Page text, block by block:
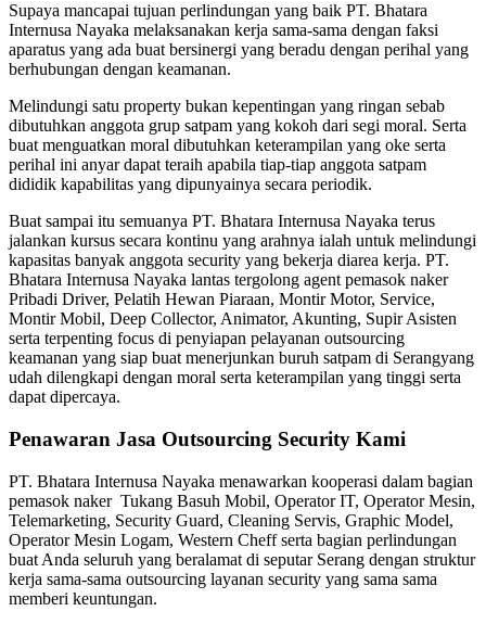
Supaya mancapai tujuan perlindungan yang baik PT. Bhatara
Internusa Nayaka melaksanakan kerja sama-sama dengan faksi
aparatus yang ada buat bersinergi yang beradu dengan perihal yang
berhubungan dengan keamanan.
Melindungi satu property bukan kepentingan yang ringan sebab
dibutuhkan anggota grup satpam yang kokoh dari segi moral. Serta
buat menguatkan moral dibutuhkan keterampilan yang oke serta
perihal ini anyar dapat teraih apabila tiap-tiap anggota satpam
dididik kapabilitas yang dipunyainya secara periodik.
Buat sampai itu semuanya PT. Bhatara Internusa Nayaka terus
jalankan kursus secara kontinu yang arahnya ialah untuk melindungi
kapasitas banyak anggota security yang bekerja diarea kerja. PT.
Bhatara Internusa Nayaka lantas tergolong agent pemasok naker
Pribadi Driver, Pelatih Hewan Piaraan, Montir Motor, Service,
Montir Mobil, Deep Collector, Animator, Akunting, Supir Asisten
serta terpenting focus di penyiapan pelayanan outsourcing
keamanan yang siap buat menerjunkan buruh satpam di Serangyang
udah dilengkapi dengan moral serta keterampilan yang tinggi serta
dapat dipercaya.
Penawaran Jasa Outsourcing Security Kami
PT. Bhatara Internusa Nayaka menawarkan kooperasi dalam bagian
pemasok naker Tukang Basuh Mobil, Operator IT, Operator Mesin,
Telemarketing, Security Guard, Cleaning Servis, Graphic Model,
Operator Mesin Logam, Western Cheff serta bagian perlindungan
buat Anda seluruh yang beralamat di seputar Serang dengan struktur
kerja sama-sama outsourcing layanan security yang sama sama
memberi keuntungan.